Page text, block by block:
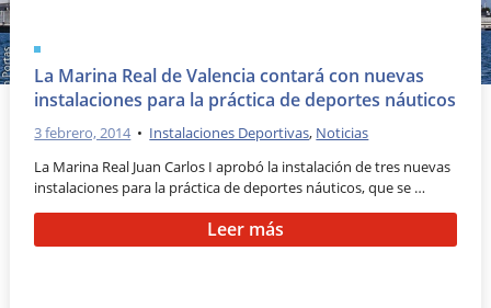
Reservas
La Marina Real de Valencia contará con nuevas
instalaciones para la práctica de deportes náuticos
3 febrero, 2014 • Instalaciones Deportivas, Noticias
La Marina Real Juan Carlos I aprobó la instalación de tres nuevas
instalaciones para la práctica de deportes náuticos, que se …
Leer más